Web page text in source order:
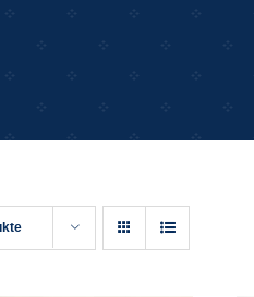
& Altagshelfer
selbst in die Hand.